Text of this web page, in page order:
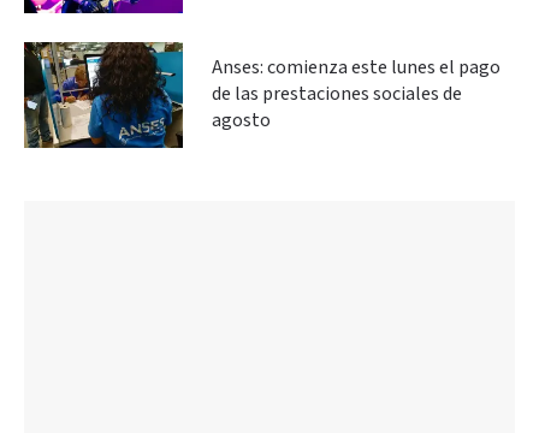
Anses: comienza este lunes el pago
de las prestaciones sociales de
agosto